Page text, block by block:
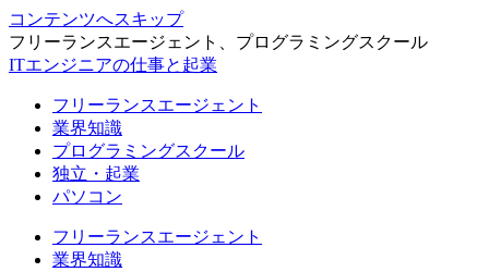
コンテンツへスキップ
フリーランスエージェント、プログラミングスクール
ITエンジニアの仕事と起業
フリーランスエージェント
業界知識
プログラミングスクール
独立・起業
パソコン
フリーランスエージェント
業界知識